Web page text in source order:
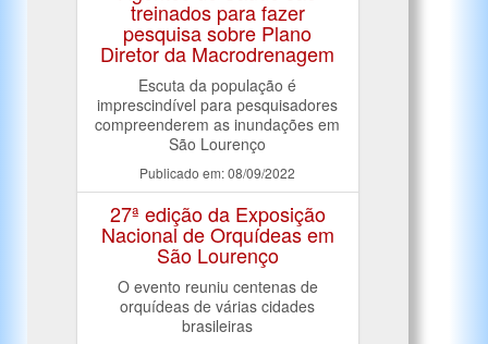
treinados para fazer
pesquisa sobre Plano
Diretor da Macrodrenagem
Escuta da população é
imprescindível para pesquisadores
compreenderem as inundações em
São Lourenço
Publicado em: 08/09/2022
27ª edição da Exposição
Nacional de Orquídeas em
São Lourenço
O evento reuniu centenas de
orquídeas de várias cidades
brasileiras